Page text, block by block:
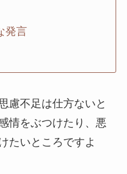
発言
慮不足は仕方ないと
情をぶつけたり、悪
たいところですよ